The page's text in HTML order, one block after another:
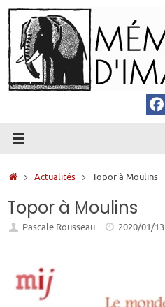
Passer
au
contenu
Accueil
Actualités Topor à Moulins
Topor à Moulins
Pascale Rousseau 2020/01/13